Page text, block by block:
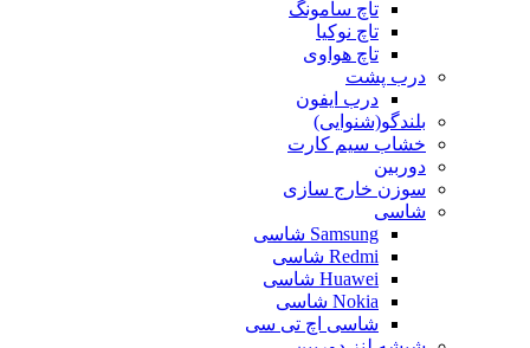
تاچ سامونگ
تاچ نوکیا
تاچ هواوی
درب پشت
درب ایفون
بلندگو(شنوایی)
خشاب سیم کارت
دوربین
سوزن خارج سازی
شاسی
Samsung شاسی
Redmi شاسی
Huawei شاسی
Nokia شاسی
شاسی اچ تی سی